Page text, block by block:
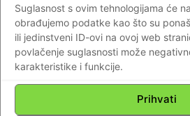
Suglasnost s ovim tehnologijama će
obrađujemo podatke kao što su
ili jedinstveni ID-ovi na ovoj web
povlačenje suglasnosti može
karakteristike i funkcije.
Prihvati
Rumunjskoj, inače vrlo
tamošnjim Mađarima.
Utvrđeno je da lokalni
na “Hainekenovo” pivo
zauzima priličan tržišni